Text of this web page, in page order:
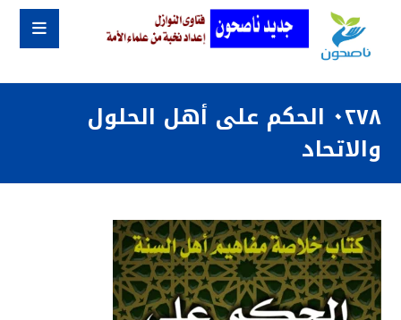
٠٢٧٨ الحكم على أهل الحلول
والاتحاد